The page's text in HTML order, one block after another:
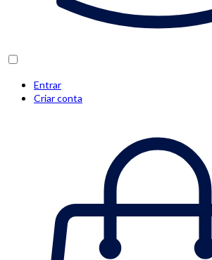
Entrar
Criar conta